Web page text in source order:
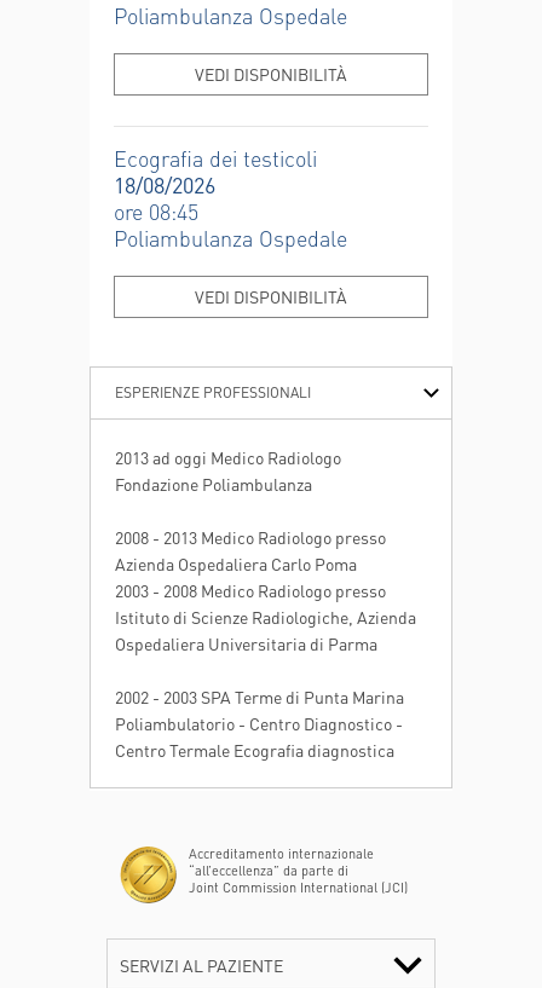
Poliambulanza Ospedale
VEDI DISPONIBILITÀ
Ecografia dei testicoli
18/08/2026
ore 08:45
Poliambulanza Ospedale
VEDI DISPONIBILITÀ
ESPERIENZE PROFESSIONALI
ISTRUZIONE E FORMAZIONE
2013 ad oggi Medico Radiologo
Fondazione Poliambulanza
2008 - 2013 Medico Radiologo presso
Azienda Ospedaliera Carlo Poma
2003 - 2008 Medico Radiologo presso
Istituto di Scienze Radiologiche, Azienda
Ospedaliera Universitaria di Parma
2002 - 2003 SPA Terme di Punta Marina
Poliambulatorio - Centro Diagnostico -
Centro Termale Ecografia diagnostica
Accreditamento internazionale
“all’eccellenza” da parte di
Joint Commission International (JCI)
SERVIZI AL PAZIENTE